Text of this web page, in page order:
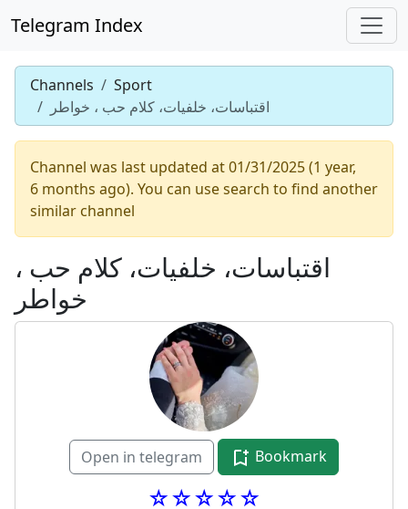
Telegram Index
Channels
Sport
اقتباسات، خلفيات، كلام حب ، خواطر
Channel was last updated at 01/31/2025 (1 year,
6 months ago). You can use search to find another
similar channel
اقتباسات، خلفيات، كلام حب ،
خواطر
Open in telegram Bookmark
☆☆☆☆☆